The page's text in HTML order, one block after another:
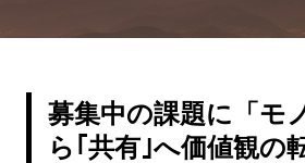
募集中の課題に「モ
ら｢共有｣へ価値観の